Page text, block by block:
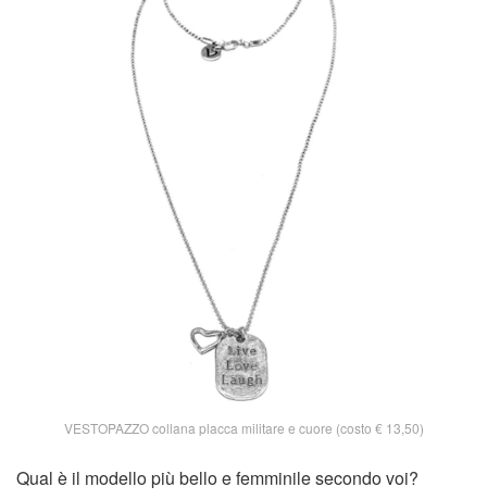
VESTOPAZZO collana placca militare e cuore (costo € 13,50)
Qual è il modello più bello e femminile secondo voi?